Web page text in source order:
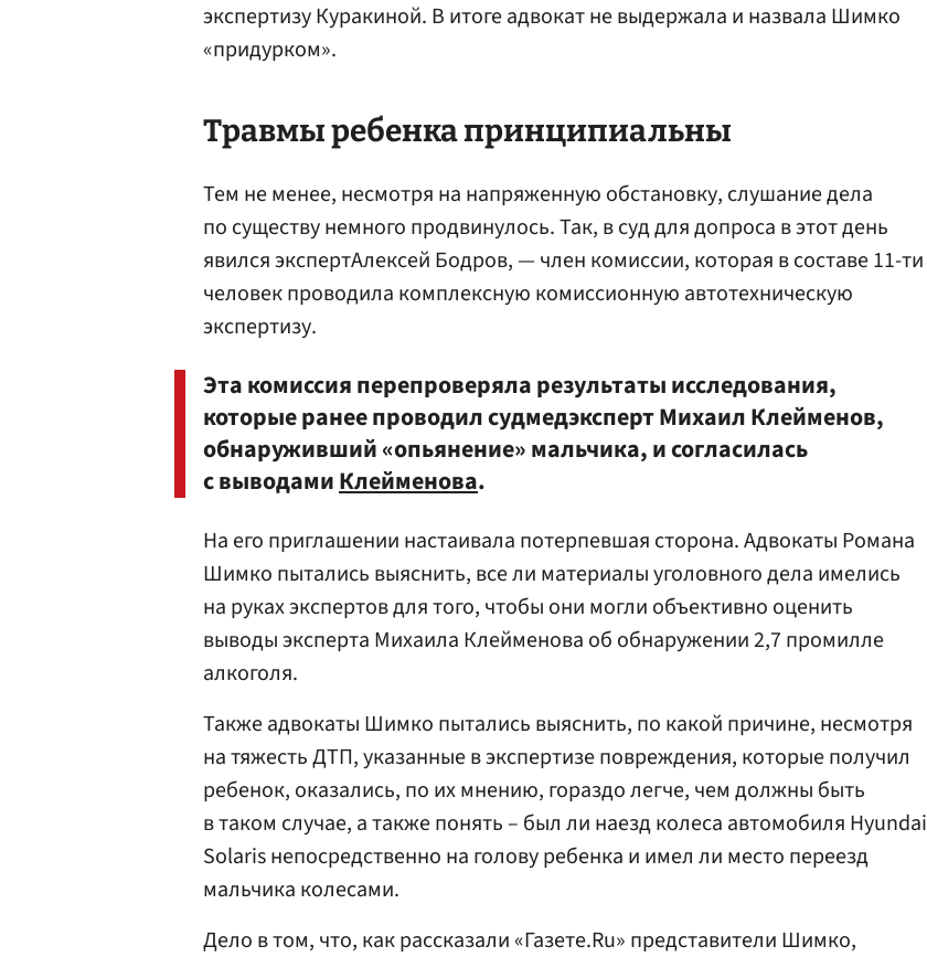
экспертизу Куракиной. В итоге адвокат не выдержала и назвала Шимко
«придурком».
Травмы ребенка принципиальны
Тем не менее, несмотря на напряженную обстановку, слушание дела
по существу немного продвинулось. Так, в суд для допроса в этот день
явился экспертАлексей Бодров, — член комиссии, которая в составе 11-ти
человек проводила комплексную комиссионную автотехническую
экспертизу.
Эта комиссия перепроверяла результаты исследования,
которые ранее проводил судмедэксперт Михаил Клейменов,
обнаруживший «опьянение» мальчика, и согласилась
с выводамиКлейменова.
На его приглашении настаивала потерпевшая сторона. Адвокаты Романа
Шимко пытались выяснить, все ли материалы уголовного дела имелись
на руках экспертов для того, чтобы они могли объективно оценить
выводы эксперта Михаила Клейменова об обнаружении 2,7 промилле
алкоголя.
Также адвокаты Шимко пытались выяснить, по какой причине, несмотря
на тяжесть ДТП, указанные в экспертизе повреждения, которые получил
ребенок, оказались, по их мнению, гораздо легче, чем должны быть
в таком случае, а также понять – был ли наезд колеса автомобиля Hyundai
Solaris непосредственно на голову ребенка и имел ли место переезд
мальчика колесами.
Дело в том, что, как рассказали «Газете.Ru» представители Шимко,